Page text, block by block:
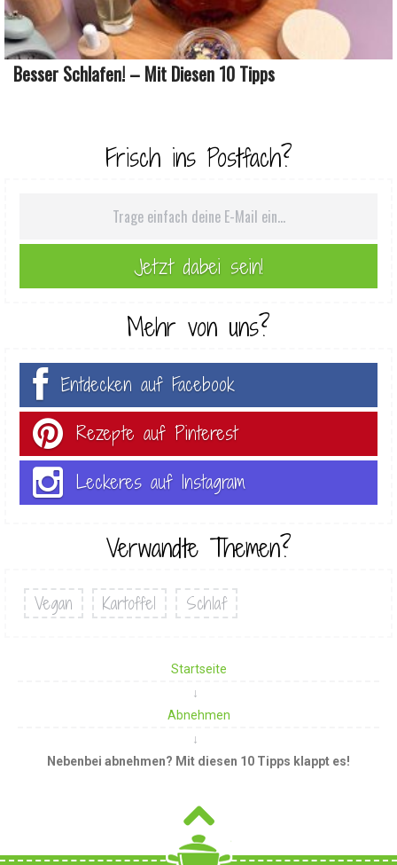
Besser Schlafen! – Mit Diesen 10 Tipps
Frisch ins Postfach?
Mehr von uns?
Entdecken auf Facebook
Rezepte auf Pinterest
Leckeres auf Instagram
Verwandte Themen?
Vegan Kartoffel Schlaf
Startseite
Abnehmen
Nebenbei abnehmen? Mit diesen 10 Tipps klappt es!